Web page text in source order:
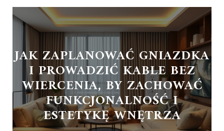
JAK ZAPLANOWAĆ GNIAZDKA
I PROWADZIĆ KABLE BEZ
WIERCENIA, BY ZACHOWAĆ
FUNKCJONALNOŚĆ I
ESTETYKĘ WNĘTRZA